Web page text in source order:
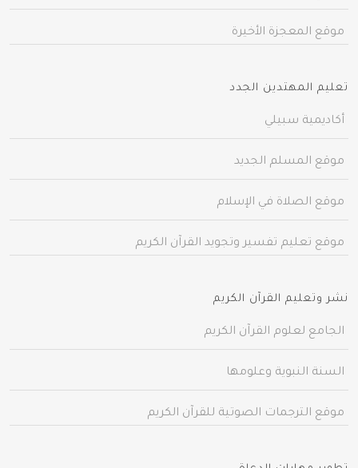
موقع المعجزة الأخيرة
تعليم المهتدين الجدد
أكاديمية سبيلي
موقع المسلم الجديد
موقع الصلاة في الإسلام
موقع تعليم تفسير وتجويد القرآن الكريم
نشر وتعليم القرآن الكريم
الجامع لعلوم القرآن الكريم
السنة النبوية وعلومها
موقع الترجمات الصوتية للقرآن الكريم